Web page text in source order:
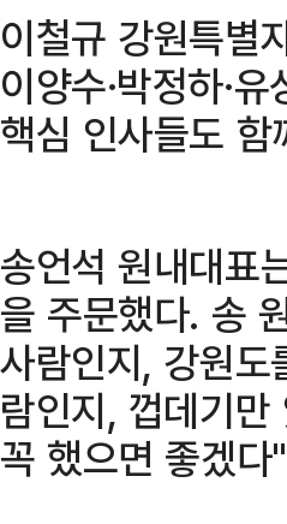
이철규 강원특별
이양수·박정하·
핵심 인사들도
송언석 원내대표
을 주문했다. 송
사람인지, 강원
람인지, 껍데기
꼭 했으면 좋겠